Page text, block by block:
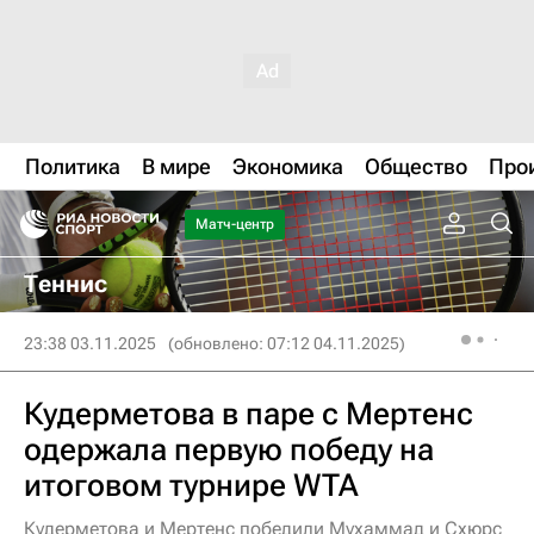
Политика В мире Экономика Общество
Матч-центр
Теннис
23:38 03.11.2025 (обновлено: 07:12 04.11.2025)
Кудерметова в паре с Мертенс
одержала первую победу на
итоговом турнире WTA
Кудерметова и Мертенс победили Мухаммад и Схюрс